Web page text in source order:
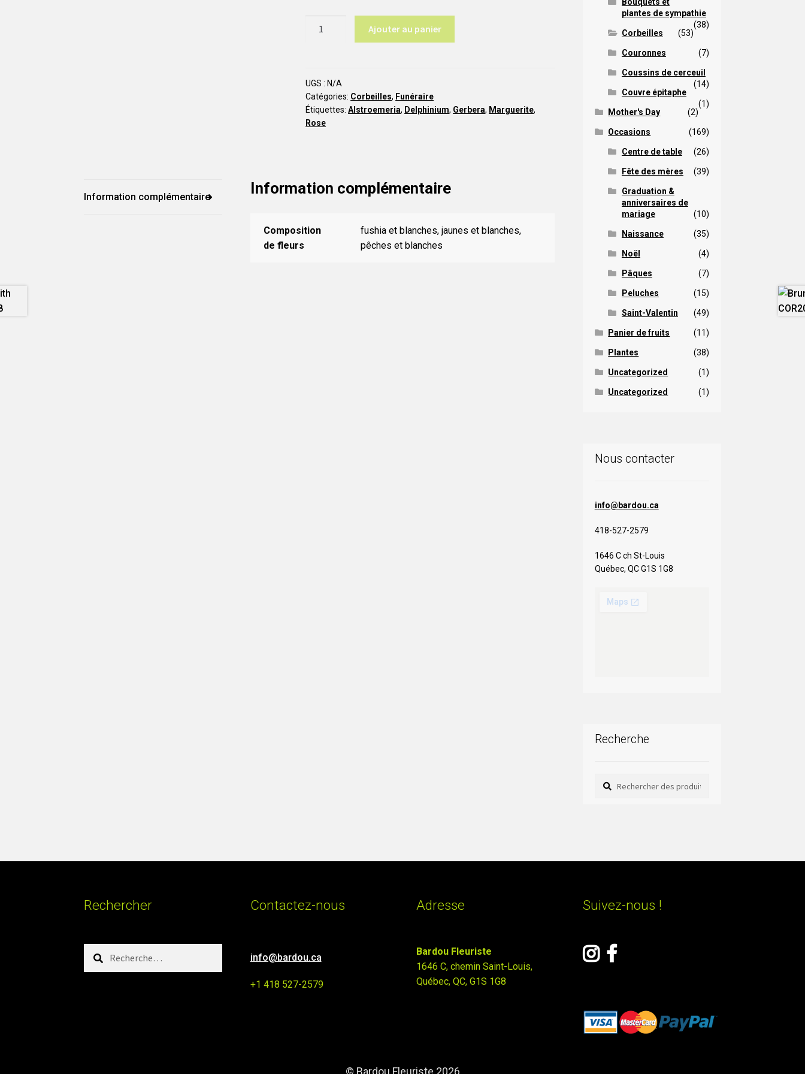
Ajouter au panier
UGS :N/A
Catégories: Corbeilles, Funéraire
Étiquettes:Alstroemeria, Delphinium, Gerbera, Marguerite,
Rose
Information complémentaire Information complémentaire
Composition
de fleurs
fushia et blanches, jaunes et blanches,
pêches et blanches
plantes de sympathie
(38)
Corbeilles
(53)
Couronnes (7)
Coussins de cerceuil
(14)
Couvre épitaphe
(1)
Mother's Day
(2)
Occasions (169)
Centre de table (26)
Fête des mères (39)
Graduation &
anniversaires de
mariage
(10)
Naissance (35)
Noël (4)
Pâques (7)
Peluches (15)
Saint-Valentin (49)
Panier de fruits (11)
Plantes (38)
Uncategorized (1)
Uncategorized (1)
Nous contacter
info@bardou.ca
418-527-2579
1646 C ch St-Louis
Québec, QC G1S 1G8
Recherche
Rechercher :
Rechercher
Rechercher
Rechercher :
Contactez-nous
info@bardou.ca
+1 418 527-2579
Adresse
Bardou Fleuriste
1646 C, chemin Saint-Louis,
Québec, QC, G1S 1G8
Suivez-nous !
© Bardou Fleuriste 2026